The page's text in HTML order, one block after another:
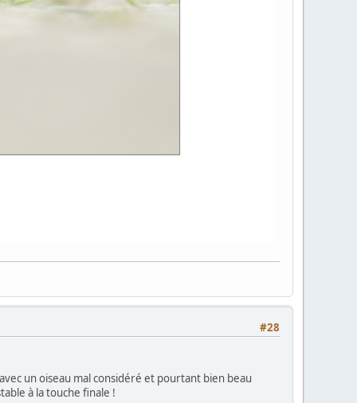
#28
un oiseau mal considéré et pourtant bien beau
à la touche finale !